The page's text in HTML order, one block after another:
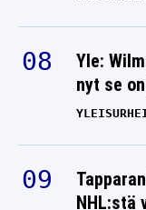
Yle:
nyt se
NHL:stä